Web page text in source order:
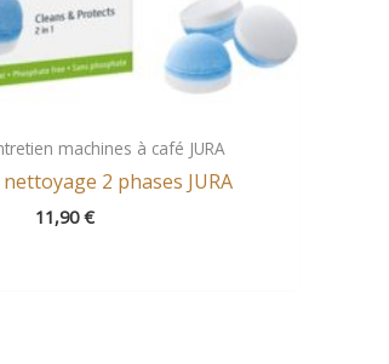
machines à café JURA
2 phases JURA
11,90€